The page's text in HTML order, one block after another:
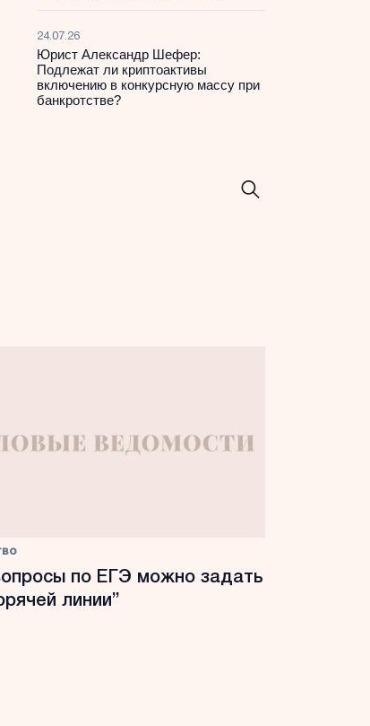
24.07.26
Юрист Александр Шефер:
Подлежат ли криптоактивы
включению в конкурсную массу при
банкротстве?
по ЕГЭ можно задать
линии”